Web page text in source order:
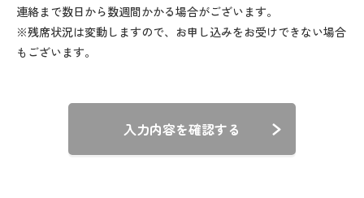
連絡まで数日から数週間かかる場合がございます。
※残席状況は変動しますので、お申し込みをお受けできない場合
もございます。
入力内容を確認する